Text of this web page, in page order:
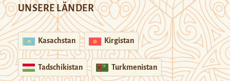
UNSERE LÄNDER
Kasachstan Kirgistan
Tadschikistan Turkmenistan